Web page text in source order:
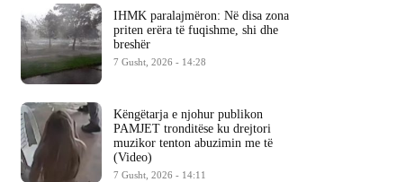
IHMK paralajmëron: Në disa zona
priten erëra të fuqishme, shi dhe
breshër
7 Gusht, 2026 - 14:28
Këngëtarja e njohur publikon
PAMJET tronditëse ku drejtori
muzikor tenton abuzimin me të
(Video)
7 Gusht, 2026 - 14:11